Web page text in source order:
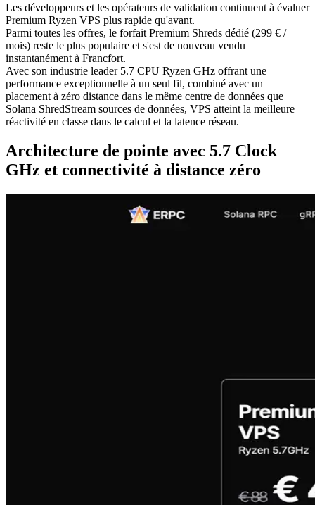
Les développeurs et les opérateurs de validation continuent à évaluer
Premium Ryzen VPS plus rapide qu'avant.
Parmi toutes les offres, le forfait Premium Shreds dédié (299 € /
mois) reste le plus populaire et s'est de nouveau vendu
instantanément à Francfort.
Avec son industrie leader 5.7 CPU Ryzen GHz offrant une
performance exceptionnelle à un seul fil, combiné avec un
placement à zéro distance dans le même centre de données que
Solana ShredStream sources de données, VPS atteint la meilleure
réactivité en classe dans le calcul et la latence réseau.
Architecture de pointe avec 5.7 Clock
GHz et connectivité à distance zéro